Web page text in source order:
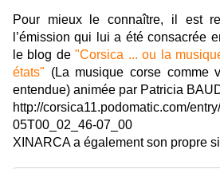
Pour mieux le connaître, il est
l’émission qui lui a été consacrée
le blog de"Corsica ... ou la
états" (La musique corse comme
entendue) animée par Patricia
http://corsica11.podomatic.com/
05T00_02_46-07_00
XINARCA a également son propre